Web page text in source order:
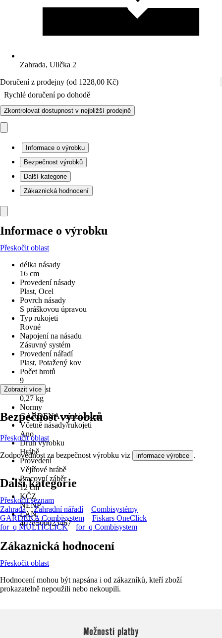
Zahrada, Ulička 2
Doručení z prodejny (od 1228,00 Kč)
Rychlé doručení po dohodě
Zkontrolovat dostupnost v nejbližší prodejně
Informace o výrobku
Bezpečnost výrobků
Další kategorie
Zákaznická hodnocení
Informace o výrobku
Přeskočit oblast
délka násady
16 cm
Provedení násady
Plast, Ocel
Povrch násady
S práškovou úpravou
Typ rukojeti
Rovné
Napojení na násadu
Zásuvný systém
Provedení nářadí
Plast, Potažený kov
Počet hrotů
9
Hmotnost
0,27 kg
Normy
GARDENA combisystem
Včetně násady/rukojeti
Ano
Druh výrobku
Hrábě
Provedení
Vějířové hrábě
Pracovní záběr
12 cm
KČZ
NENP
EAN
4078500023467
Zobrazit více
Bezpečnost výrobků
Přeskočit oblast
Zodpovědnost za bezpečnost výrobku viz informace výrobce .
Další kategorie
Přeskočit seznam
Zahrada
Zahradní nářadí
Combisystémy
GARDENA Combisystem
Fiskars OneClick
for_q MULTICLICK
for_q Combisystem
Zákaznická hodnocení
Přeskočit oblast
Hodnocení mohou být napsána i od zákazníků, kteří zboží
prokazatelně nepoužili nebo nekoupili.
Možnosti platby